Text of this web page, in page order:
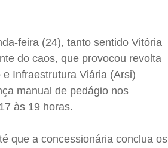
feira (24), tanto sentido Vitória
do caos, que provocou revolta
Infraestrutura Viária (Arsi)
manual de pedágio nos
às 19 horas.
que a concessionária conclua os